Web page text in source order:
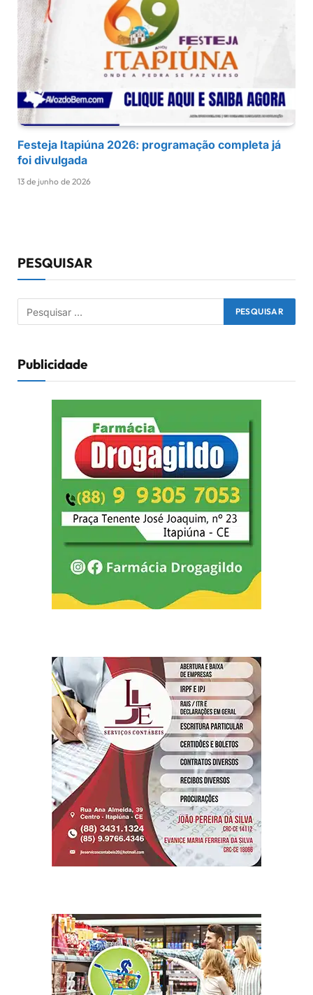
Festeja Itapiúna 2026: programação completa já
foi divulgada
13 de junho de 2026
PESQUISAR
Publicidade